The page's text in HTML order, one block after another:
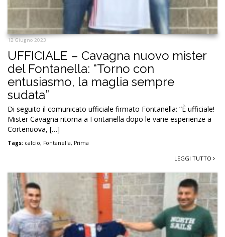
12 Giugno 2023
UFFICIALE – Cavagna nuovo mister
del Fontanella: “Torno con
entusiasmo, la maglia sempre
sudata”
Di seguito il comunicato ufficiale firmato Fontanella: “È ufficiale!
Mister Cavagna ritorna a Fontanella dopo le varie esperienze a
Cortenuova, […]
Tags: calcio, Fontanella, Prima
LEGGI TUTTO